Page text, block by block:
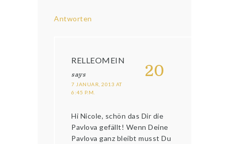
Antworten
20
RELLEOMEIN
says
7 JANUAR, 2013 AT
6:45 P.M.
Hi Nicole, schön das Dir die
Pavlova gefällt! Wenn Deine
Pavlova ganz bleibt musst Du